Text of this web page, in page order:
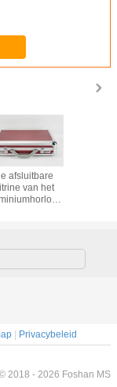
afsluitbare
van het
Pu Leer
|
Privacybeleid
2018 - 2026 Foshan MS